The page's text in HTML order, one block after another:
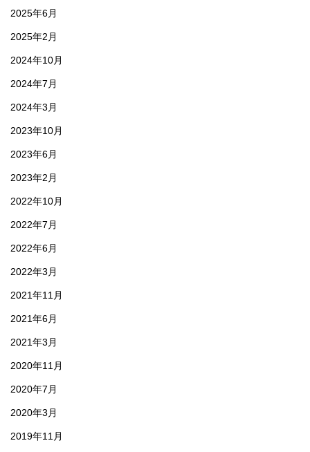
2025年6月
2025年2月
2024年10月
2024年7月
2024年3月
2023年10月
2023年6月
2023年2月
2022年10月
2022年7月
2022年6月
2022年3月
2021年11月
2021年6月
2021年3月
2020年11月
2020年7月
2020年3月
2019年11月